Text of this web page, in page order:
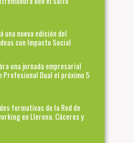
una nueva edición del
con Impacto Social
una jornada empresarial
Profesional Dual el próximo 5
formativas de la Red de
en Llerena, Cáceres y